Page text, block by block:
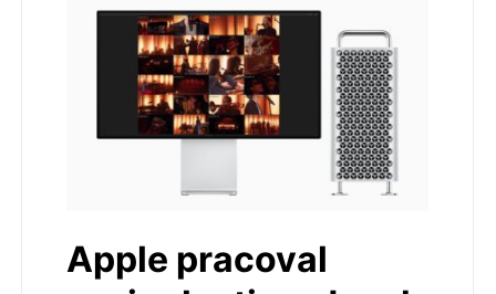
Apple pracoval